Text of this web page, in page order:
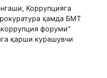
Коррупцияга
ҳамда БМТ
форуми”
қарши курашувчи